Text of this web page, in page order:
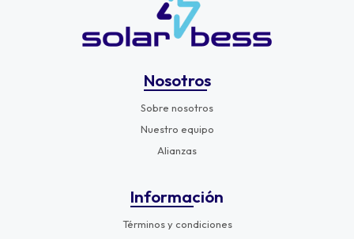
Nosotros
Sobre nosotros
Nuestro equipo
Alianzas
Información
Términos y condiciones